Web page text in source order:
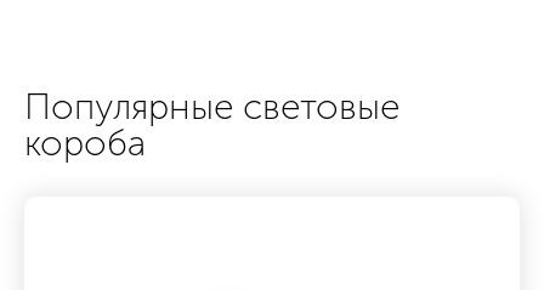
Популярные световые
короба